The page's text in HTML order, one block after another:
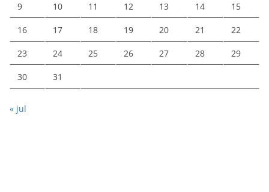
9 10 11 12 13 14 15
16 17 18 19 20 21 22
23 24 25 26 27 28 29
30 31
« jul